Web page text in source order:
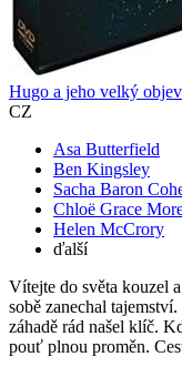
Hugo a jeho velký objev
CZ
Asa Butterfield
Ben Kingsley
Sacha Baron
Chloë Grace
Helen McCrory
ďalší
Vítejte do světa kouzel
sobě zanechal
záhadě rád našel klíč.
pouť plnou proměn.